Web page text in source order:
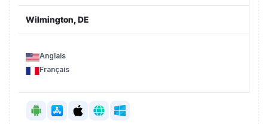
Wilmington, DE
Anglais
Français